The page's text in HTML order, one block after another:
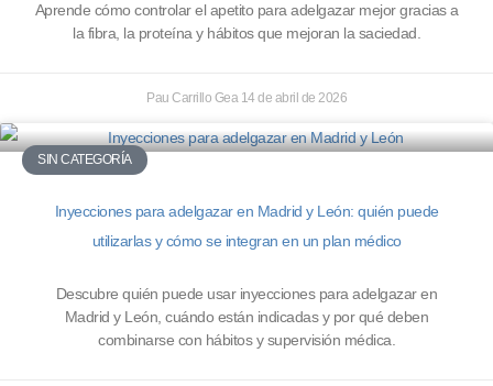
Aprende cómo controlar el apetito para adelgazar mejor gracias a
la fibra, la proteína y hábitos que mejoran la saciedad.
Pau Carrillo Gea 14 de abril de 2026
SIN CATEGORÍA
Inyecciones para adelgazar en Madrid y León: quién puede
utilizarlas y cómo se integran en un plan médico
Descubre quién puede usar inyecciones para adelgazar en
Madrid y León, cuándo están indicadas y por qué deben
combinarse con hábitos y supervisión médica.